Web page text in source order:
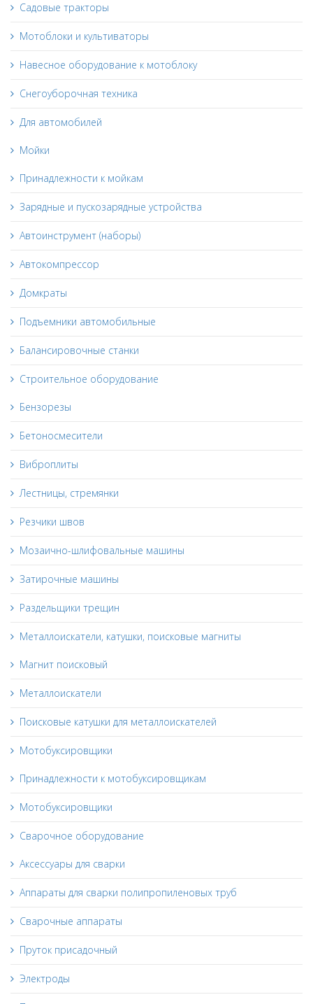
Садовые тракторы
Мотоблоки и культиваторы
Навесное оборудование к мотоблоку
Снегоуборочная техника
Для автомобилей
Мойки
Принадлежности к мойкам
Зарядные и пускозарядные устройства
Автоинструмент (наборы)
Автокомпрессор
Домкраты
Подъемники автомобильные
Балансировочные станки
Строительное оборудование
Бензорезы
Бетоносмесители
Виброплиты
Лестницы, стремянки
Резчики швов
Мозаично-шлифовальные машины
Затирочные машины
Раздельщики трещин
Металлоискатели, катушки, поисковые магниты
Магнит поисковый
Металлоискатели
Поисковые катушки для металлоискателей
Мотобуксировщики
Принадлежности к мотобуксировщикам
Мотобуксировщики
Сварочное оборудование
Аксессуары для сварки
Аппараты для сварки полипропиленовых труб
Сварочные аппараты
Пруток присадочный
Электроды